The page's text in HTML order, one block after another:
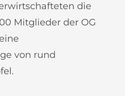
die
Mitglieder der OG
von rund